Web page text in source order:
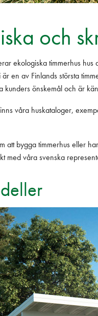
och
ekologiska timmerhus
en av Finlands största
kunders önskemål och är
våra huskataloger,
att bygga timmerhus eller
med våra svenska